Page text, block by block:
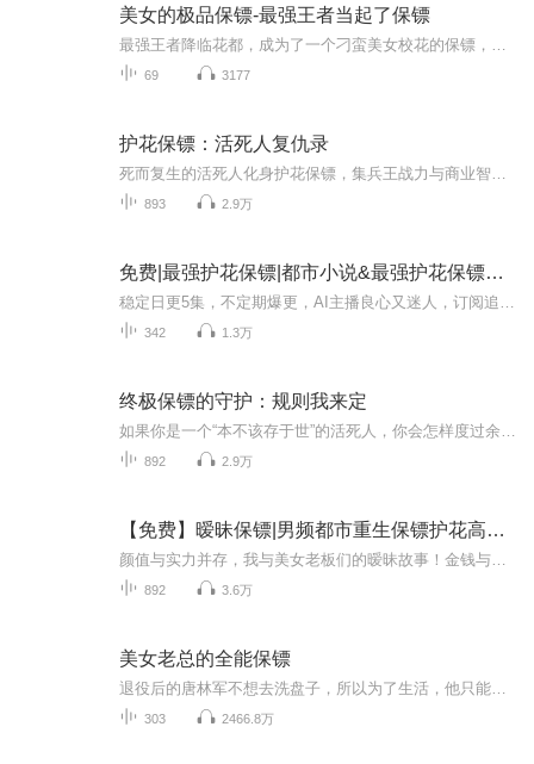
美女的极品保镖-最强王者当起了保镖
69 3177
护花保镖：活死人复仇录
893 2.9万
免费|最强护花保镖|都市小说&最强护花保镖&方恨晚
342 1.3万
终极保镖的守护：规则我来定
892 2.9万
【免费】暧昧保镖|男频都市重生保镖护花高手虐渣爽文
892 3.6万
美女老总的全能保镖
303 2466.8万